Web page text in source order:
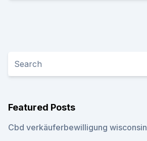
Featured Posts
Cbd verkäuferbewilligung wisconsin